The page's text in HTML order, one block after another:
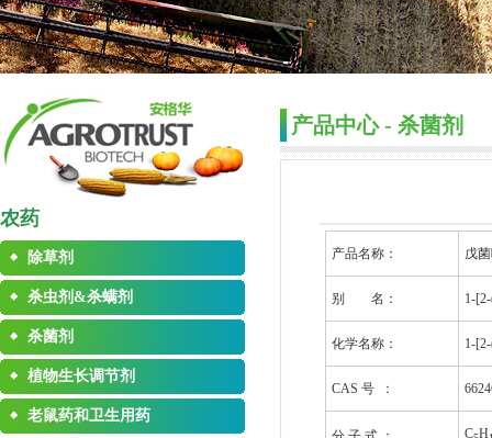
农药
除草剂
杀虫剂&杀螨剂
杀菌剂
植物生长调节剂
老鼠药和卫生用药
产品中心 - 杀菌剂
产品名称： 戊
别 名： 1-
化学名称： 1-
CAS 号 ：
C H